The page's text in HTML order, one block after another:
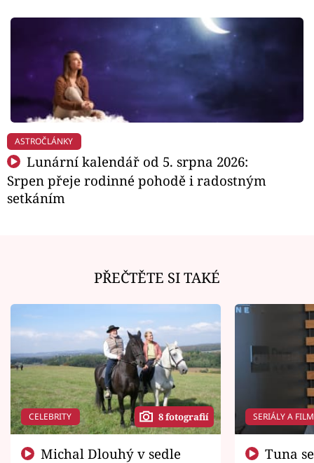
ASTROČLÁNKY
Lunární kalendář od 5. srpna 2026:
Srpen přeje rodinné pohodě i radostným
setkáním
PŘEČTĚTE SI TAKÉ
CELEBRITY 8 fotografií SERIÁLY A